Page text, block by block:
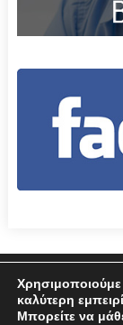
καλύτερη
Μπορείτε να